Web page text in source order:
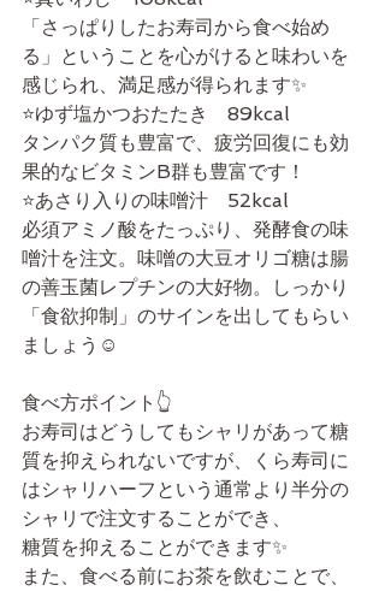
「さっぱりしたお寿司から食べ始め
る」ということを心がけると味わいを
感じられ、満足感が得られます✨
⭐️ゆず塩かつおたたき　89kcal
タンパク質も豊富で、疲労回復にも効
果的なビタミンB群も豊富です！
⭐️あさり入りの味噌汁　52kcal
必須アミノ酸をたっぷり、発酵食の味
噌汁を注文。味噌の大豆オリゴ糖は腸
の善玉菌レプチンの大好物。しっかり
「食欲抑制」のサインを出してもらい
ましょう☺️
食べ方ポイント👆
お寿司はどうしてもシャリがあって糖
質を抑えられないですが、くら寿司に
はシャリハーフという通常より半分の
シャリで注文することができ、
糖質を抑えることができます✨
また、食べる前にお茶を飲むことで、